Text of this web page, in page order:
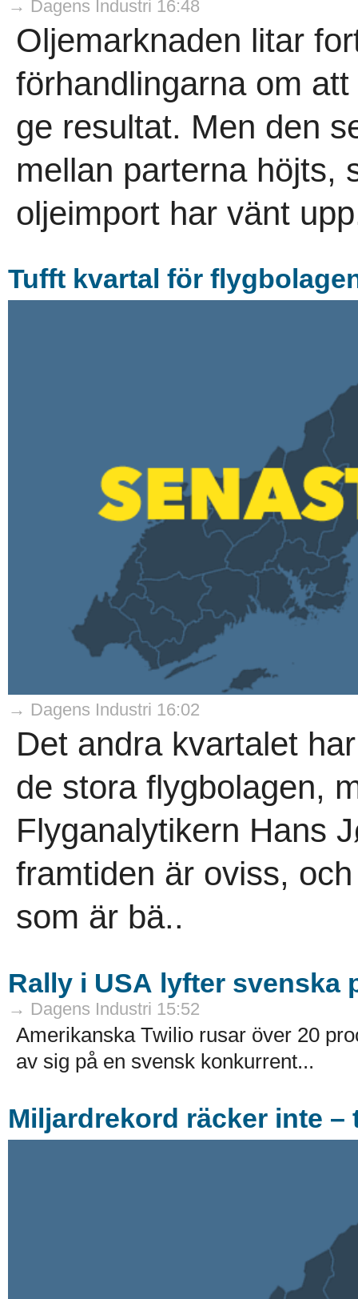
→ Dagens Industri 16:48
Oljemarknaden litar
förhandlingarna om
ge resultat. Men den
mellan parterna höjts,
oljeimport har vänt
Tufft kvartal för
→ Dagens Industri 16:02
Det andra kvartalet
de stora flygbolagen,
Flyganalytikern Hans
framtiden är oviss,
som är bä..
Rally i USA lyfter svenska
→ Dagens Industri 15:52
Amerikanska Twilio rusar över 20
av sig på en svensk konkurrent...
Miljardrekord räcker inte